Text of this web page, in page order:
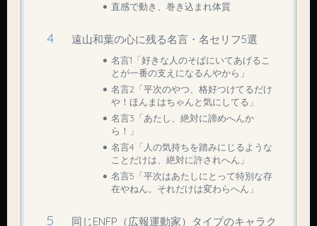
直感で動き、巻き込まれ体質
遠山和葉の心に残る名言・名セリフ5選
名言1「好きな人のそばにいてあげるこ
とが一番の支えになるんやから」
名言2「平次のやつ、格好つけてるだけ
や！ほんまはちゃんと気にしてる」
名言3「あたし、絶対に諦めへんか
ら！」
名言4「人の気持ちを踏みにじるような
ことだけは、絶対に許されへん」
名言5「平次はあたしにとって特別な存
在やねん。それだけは変わらへん」
同じENFP（広報運動家）タイプのキャラク